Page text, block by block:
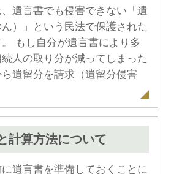
遺言書でも侵害できない「遺
）」という民法で保護された
もし自分が遺言書により多
人の取り分が減ってしまった
遺留分を請求（遺留分侵害
計算方法について
遺言書を準備しておくことに